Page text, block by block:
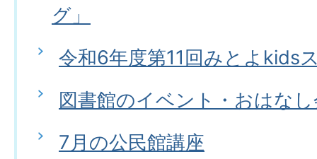
グ」
令和6年度第11回みとよkids
図書館のイベント・おはな
7月の公民館講座